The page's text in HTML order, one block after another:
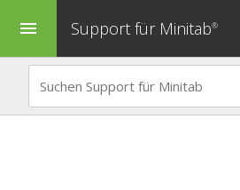
menu Support für Minitab®